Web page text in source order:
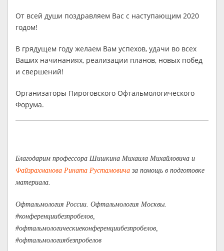
От всей души поздравляем Вас с наступающим 2020
годом!
В грядущем году желаем Вам успехов, удачи во всех
Ваших начинаниях, реализации планов, новых побед
и свершений!
Организаторы Пироговского Офтальмологического
Форума.
Благодарим профессора Шишкина Михаила Михайловича и
Файзрахманова Рината Рустамовича за помощь в подготовке
материала.
Офтальмология России. Офтальмология Москвы.
#конференциибезпробелов,
#офтальмологическиеконференциибезпробелов,
#офтальмологиябезпробелов